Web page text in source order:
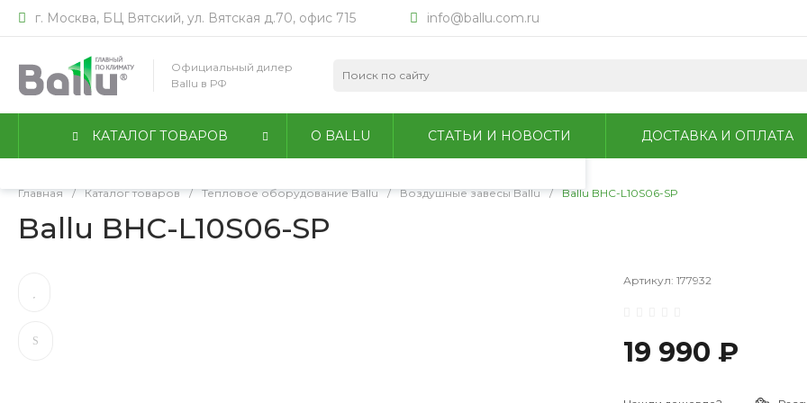
работы сайта. Оставаясь на сайте, вы соглашаетесь с
конфиденциальности.
Принимаю Подробнее
г. Москва, БЦ Вятский, ул. Вятская д.70, офис 715 info@ballu.com.ru
Официальный дилер
Ballu в РФ
КАТАЛОГ ТОВАРОВ О BALLU СТАТЬИ И НОВОСТИ ДОСТАВКА И ОПЛАТА
Главная / Каталог товаров / Тепловое оборудование Ballu / Воздушные завесы Ballu / Ballu BHC-L10S06-SP
Ballu BHC-L10S06-SP
Артикул: 177932
19 990 ₽